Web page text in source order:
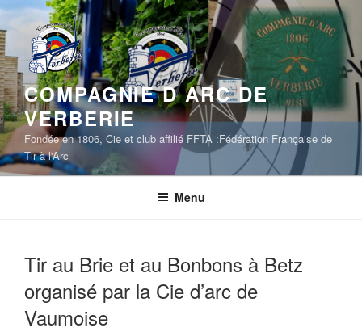
Aller
au
contenu
principal
COMPAGNIE D ARC DE
VERBERIE
Fondée en 1806, Cie et club affilié FFTA :Fédération Française de
Tir à l'Arc
Menu
Tir au Brie et au Bonbons à Betz
organisé par la Cie d’arc de
Vaumoise